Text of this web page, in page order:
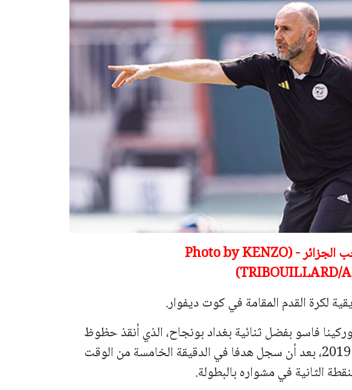
جمال بلماضي مدرب منتخب الجزائر - (Photo by KENZO
TRIBOUILLARD/
لكرة القدم المقامة في كوت ديفوار.
الجزائر 2-2 مع بوركينا فاسو بفضل ثنائية بغداد بونجاح، الذي أنقذ حظوظ
المنتخب الفائز باللقب في 2019، بعد أن سجل هدفا في الدقيقة الخامسة من الوقت
الثانية في مشواره بالبطولة.